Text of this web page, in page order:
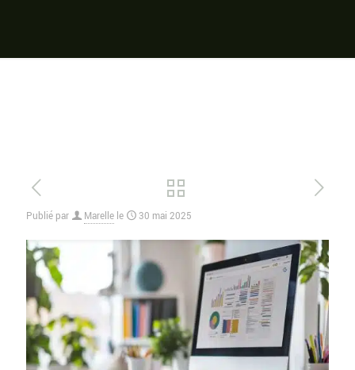
Publié par Marelle le 30 mai 2025